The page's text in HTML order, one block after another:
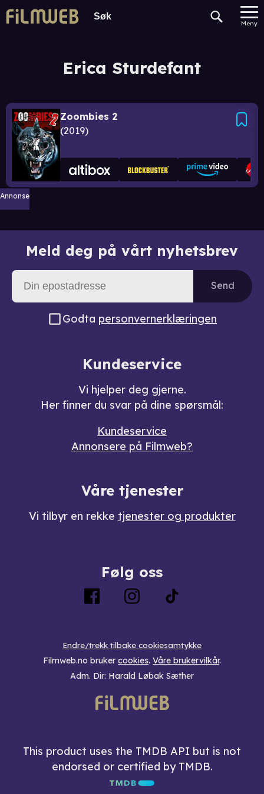
Meny
Erica Sturdefant
Zoombies 2
2019
Annonse
Meld deg på vårt nyhetsbrev
Send
Godta personvernerklæringen
Kundeservice
Vi hjelper deg gjerne.
Her finner du svar på dine spørsmål:
Kundeservice
Annonsere på Filmweb?
Våre tjenester
Vi tilbyr en rekke tjenester og produkter
Følg oss
Endre/trekk tilbake cookiesamtykke
Filmweb.no bruker cookies. Våre brukervilkår.
Adm. Dir: Harald Løbak Sæther
This product uses the TMDB API but is not
endorsed or certified by TMDB.